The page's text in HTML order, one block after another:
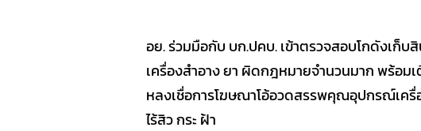
โครงการที่เกี่ยวข้
กิจกรรม
SOP
อย. ร่วมมือกับ บก.ปคบ. เข้าตรวจสอบโกดังเ
เครื่องสำอาง ยา ผิดกฎหมายจำนวนมาก พร้อมเ
หลงเชื่อการโฆษณาโอ้อวดสรรพคุณอุปกรณ์เครื่
ไร้สิว กระ ฝ้า